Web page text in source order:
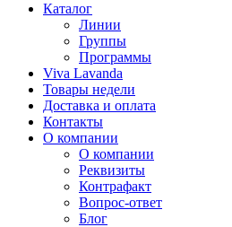
Каталог
Линии
Группы
Программы
Viva Lavanda
Товары недели
Доставка и оплата
Контакты
О компании
О компании
Реквизиты
Контрафакт
Вопрос-ответ
Блог